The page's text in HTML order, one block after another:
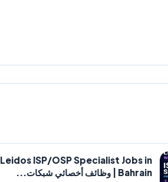
Leidos ISP/OSP Specialist Jobs in
Bahrain | وظائف أخصائي شبكات...